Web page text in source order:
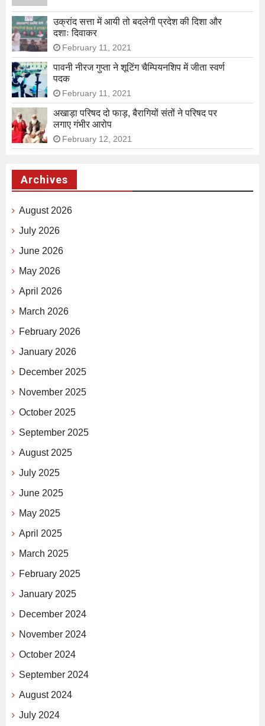
उक्रांद सत्ता में आयी तो बदलेगी प्रदेश की दिशा और
दशाः दिवाकर
February 11, 2021
पावनी नीरज गुप्ता ने शूटिंग चैम्पियनशिप में जीता स्वर्ण
पदक
February 11, 2021
अखाड़ा परिषद दो फाड़, बैरागियों संतों ने परिषद पर
लगाए गंभीर आरोप
February 12, 2021
Archives
August 2026
July 2026
June 2026
May 2026
April 2026
March 2026
February 2026
January 2026
December 2025
November 2025
October 2025
September 2025
August 2025
July 2025
June 2025
May 2025
April 2025
March 2025
February 2025
January 2025
December 2024
November 2024
October 2024
September 2024
August 2024
July 2024